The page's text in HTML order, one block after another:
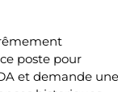
poste pour
et demande une